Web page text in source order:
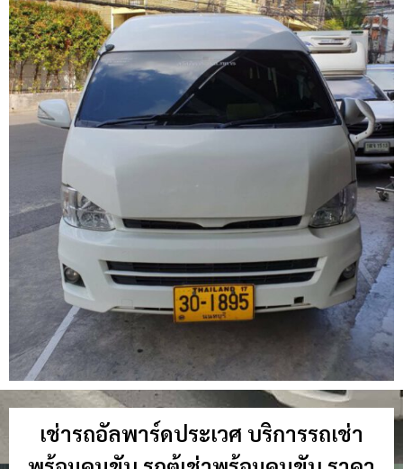
เช่ารถอัลพาร์ดประเวศ บริการรถเช่า